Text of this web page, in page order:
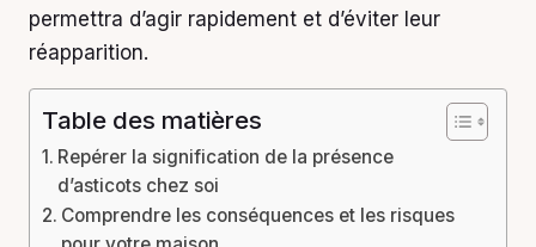
permettra d’agir rapidement et d’éviter leur
réapparition.
Table des matières
Repérer la signification de la présence
d’asticots chez soi
Comprendre les conséquences et les risques